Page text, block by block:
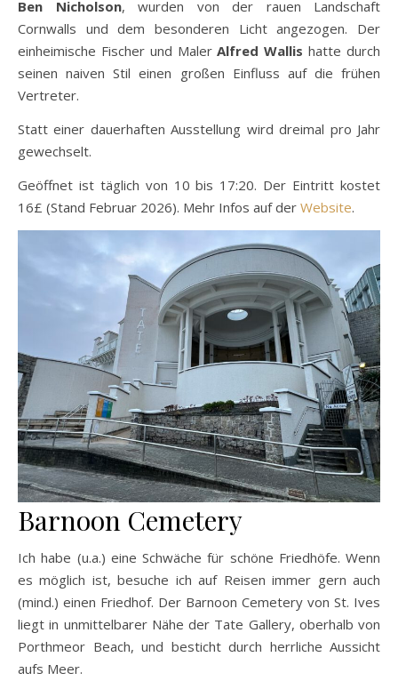
Ben Nicholson, wurden von der rauen Landschaft
Cornwalls und dem besonderen Licht angezogen. Der
einheimische Fischer und MalerAlfred Wallis hatte durch
seinen naiven Stil einen großen Einfluss auf die frühen
Vertreter.
Statt einer dauerhaften Ausstellung wird dreimal pro Jahr
gewechselt.
Geöffnet ist täglich von 10 bis 17:20. Der Eintritt kostet
16£ (Stand Februar 2026). Mehr Infos auf der Website.
Barnoon Cemetery
Ich habe (u.a.) eine Schwäche für schöne Friedhöfe. Wenn
es möglich ist, besuche ich auf Reisen immer gern auch
(mind.) einen Friedhof. Der Barnoon Cemetery von St. Ives
liegt in unmittelbarer Nähe der Tate Gallery, oberhalb von
Porthmeor Beach, und besticht durch herrliche Aussicht
aufs Meer.